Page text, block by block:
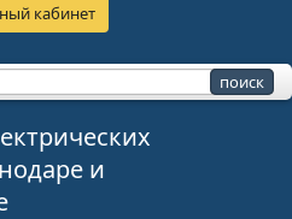
кабинет
и